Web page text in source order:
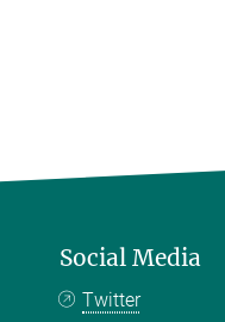
Social Media
Twitter